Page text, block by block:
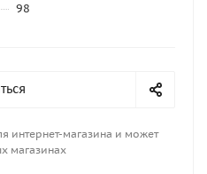
98
интернет-магазина и может
магазинах